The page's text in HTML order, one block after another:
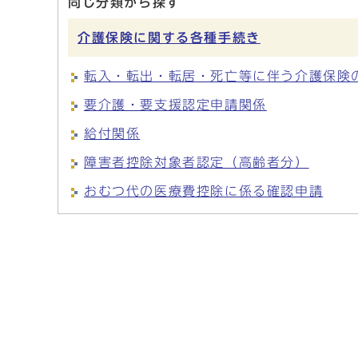
介護保険に関する各種手続き
転入・転出・転居・死亡等に伴う介護保険
要介護・要支援認定申請関係
給付関係
障害者控除対象者認定（高齢者分）
おむつ代の医療費控除に係る確認申請